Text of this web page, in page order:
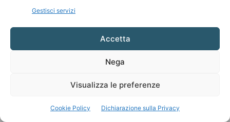
Gestisci servizi
Accetta
Nega
Visualizza le preferenze
Cookie Policy Dichiarazione sulla Privacy